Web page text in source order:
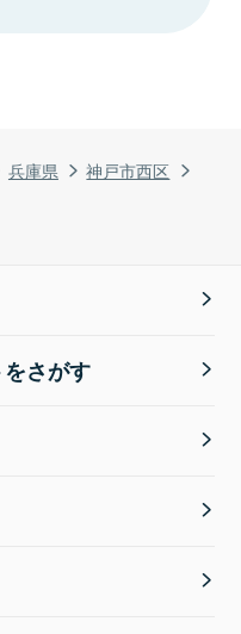
兵庫県
神戸市西区
さがす